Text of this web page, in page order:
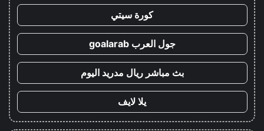
كورة سيتي
جول العرب goalarab
بث مباشر ريال مدريد اليوم
يلا لايف